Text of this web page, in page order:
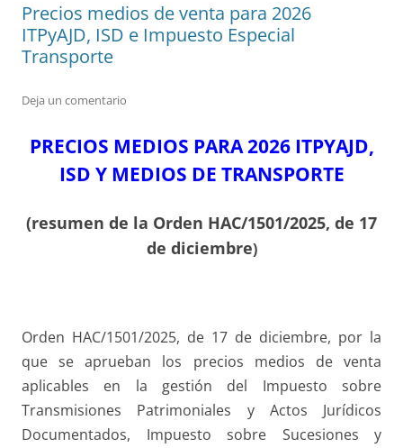
Precios medios de venta para 2026
ITPyAJD, ISD e Impuesto Especial
Transporte
Deja un comentario
PRECIOS MEDIOS PARA 2026 ITPYAJD,
ISD Y MEDIOS DE TRANSPORTE
(resumen de la Orden HAC/1501/2025, de 17
de diciembre)
Orden HAC/1501/2025, de 17 de diciembre, por la
que se aprueban los precios medios de venta
aplicables en la gestión del Impuesto sobre
Transmisiones Patrimoniales y Actos Jurídicos
Documentados, Impuesto sobre Sucesiones y